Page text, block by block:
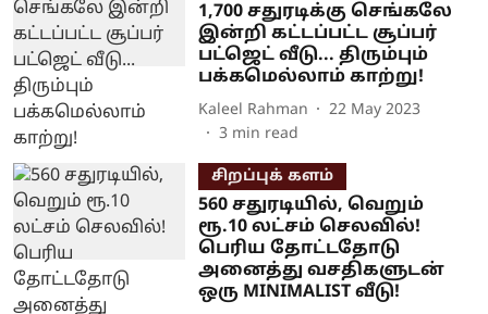
1,700 சதுரடிக்கு செங்கலே
இன்றி கட்டப்பட்ட சூப்பர்
பட்ஜெட் வீடு... திரும்பும்
பக்கமெல்லாம் காற்று!
Kaleel Rahman
22 May 2023
3 min read
சிறப்புக் களம்
560 சதுரடியில், வெறும்
ரூ.10 லட்சம் செலவில்!
பெரிய தோட்டதோடு
அனைத்து வசதிகளுடன்
ஒரு MINIMALIST வீடு!